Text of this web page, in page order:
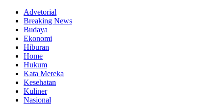
Advetorial
Breaking News
Budaya
Ekonomi
Hiburan
Home
Hukum
Kata Mereka
Kesehatan
Kuliner
Nasional